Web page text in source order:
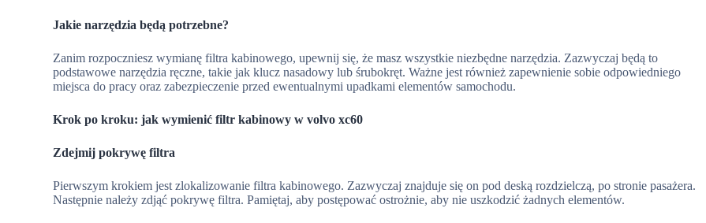
Jakie narzędzia będą potrzebne?
Zanim rozpoczniesz wymianę filtra kabinowego, upewnij się, że masz wszystkie niezbędne narzędzia. Zazwyczaj będą to
podstawowe narzędzia ręczne, takie jak klucz nasadowy lub śrubokręt. Ważne jest również zapewnienie sobie odpowiedniego
miejsca do pracy oraz zabezpieczenie przed ewentualnymi upadkami elementów samochodu.
Krok po kroku: jak wymienić filtr kabinowy w volvo xc60
Zdejmij pokrywę filtra
Pierwszym krokiem jest zlokalizowanie filtra kabinowego. Zazwyczaj znajduje się on pod deską rozdzielczą, po stronie pasażera.
Następnie należy zdjąć pokrywę filtra. Pamiętaj, aby postępować ostrożnie, aby nie uszkodzić żadnych elementów.